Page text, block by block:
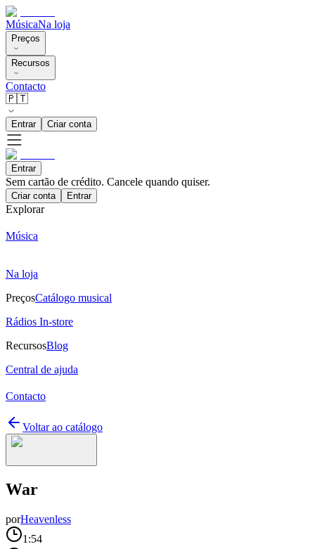
MúsicaNa loja
Preços
Recursos
Contacto
🇵🇹
Entrar Criar conta
Entrar
Sem cartão de crédito. Cancele quando quiser.
Criar conta Entrar
Explorar
Música
Na loja
PreçosCatálogo musical
Rádios In-store
RecursosBlog
Central de ajuda
Contacto
Voltar ao catálogo
War
porHeavenless
1:54